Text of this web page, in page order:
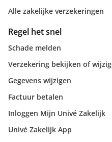
Alle zakelijke verzekeringen
Regel het snel
Schade melden
Verzekering bekijken of
Gegevens wijzigen
Factuur betalen
Inloggen Mijn Univé Zakelijk
Univé Zakelijk App